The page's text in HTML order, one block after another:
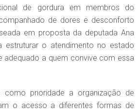
de gordura em membros do
de dores e desconforto
em proposta da deputada Ana
estruturar o atendimento no estado
adequado a quem convive com essa
como prioridade a organização de
o acesso a diferentes formas de